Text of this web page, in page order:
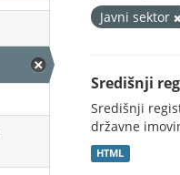
Javni sektor
Središnji
Središnji
državne
HTML